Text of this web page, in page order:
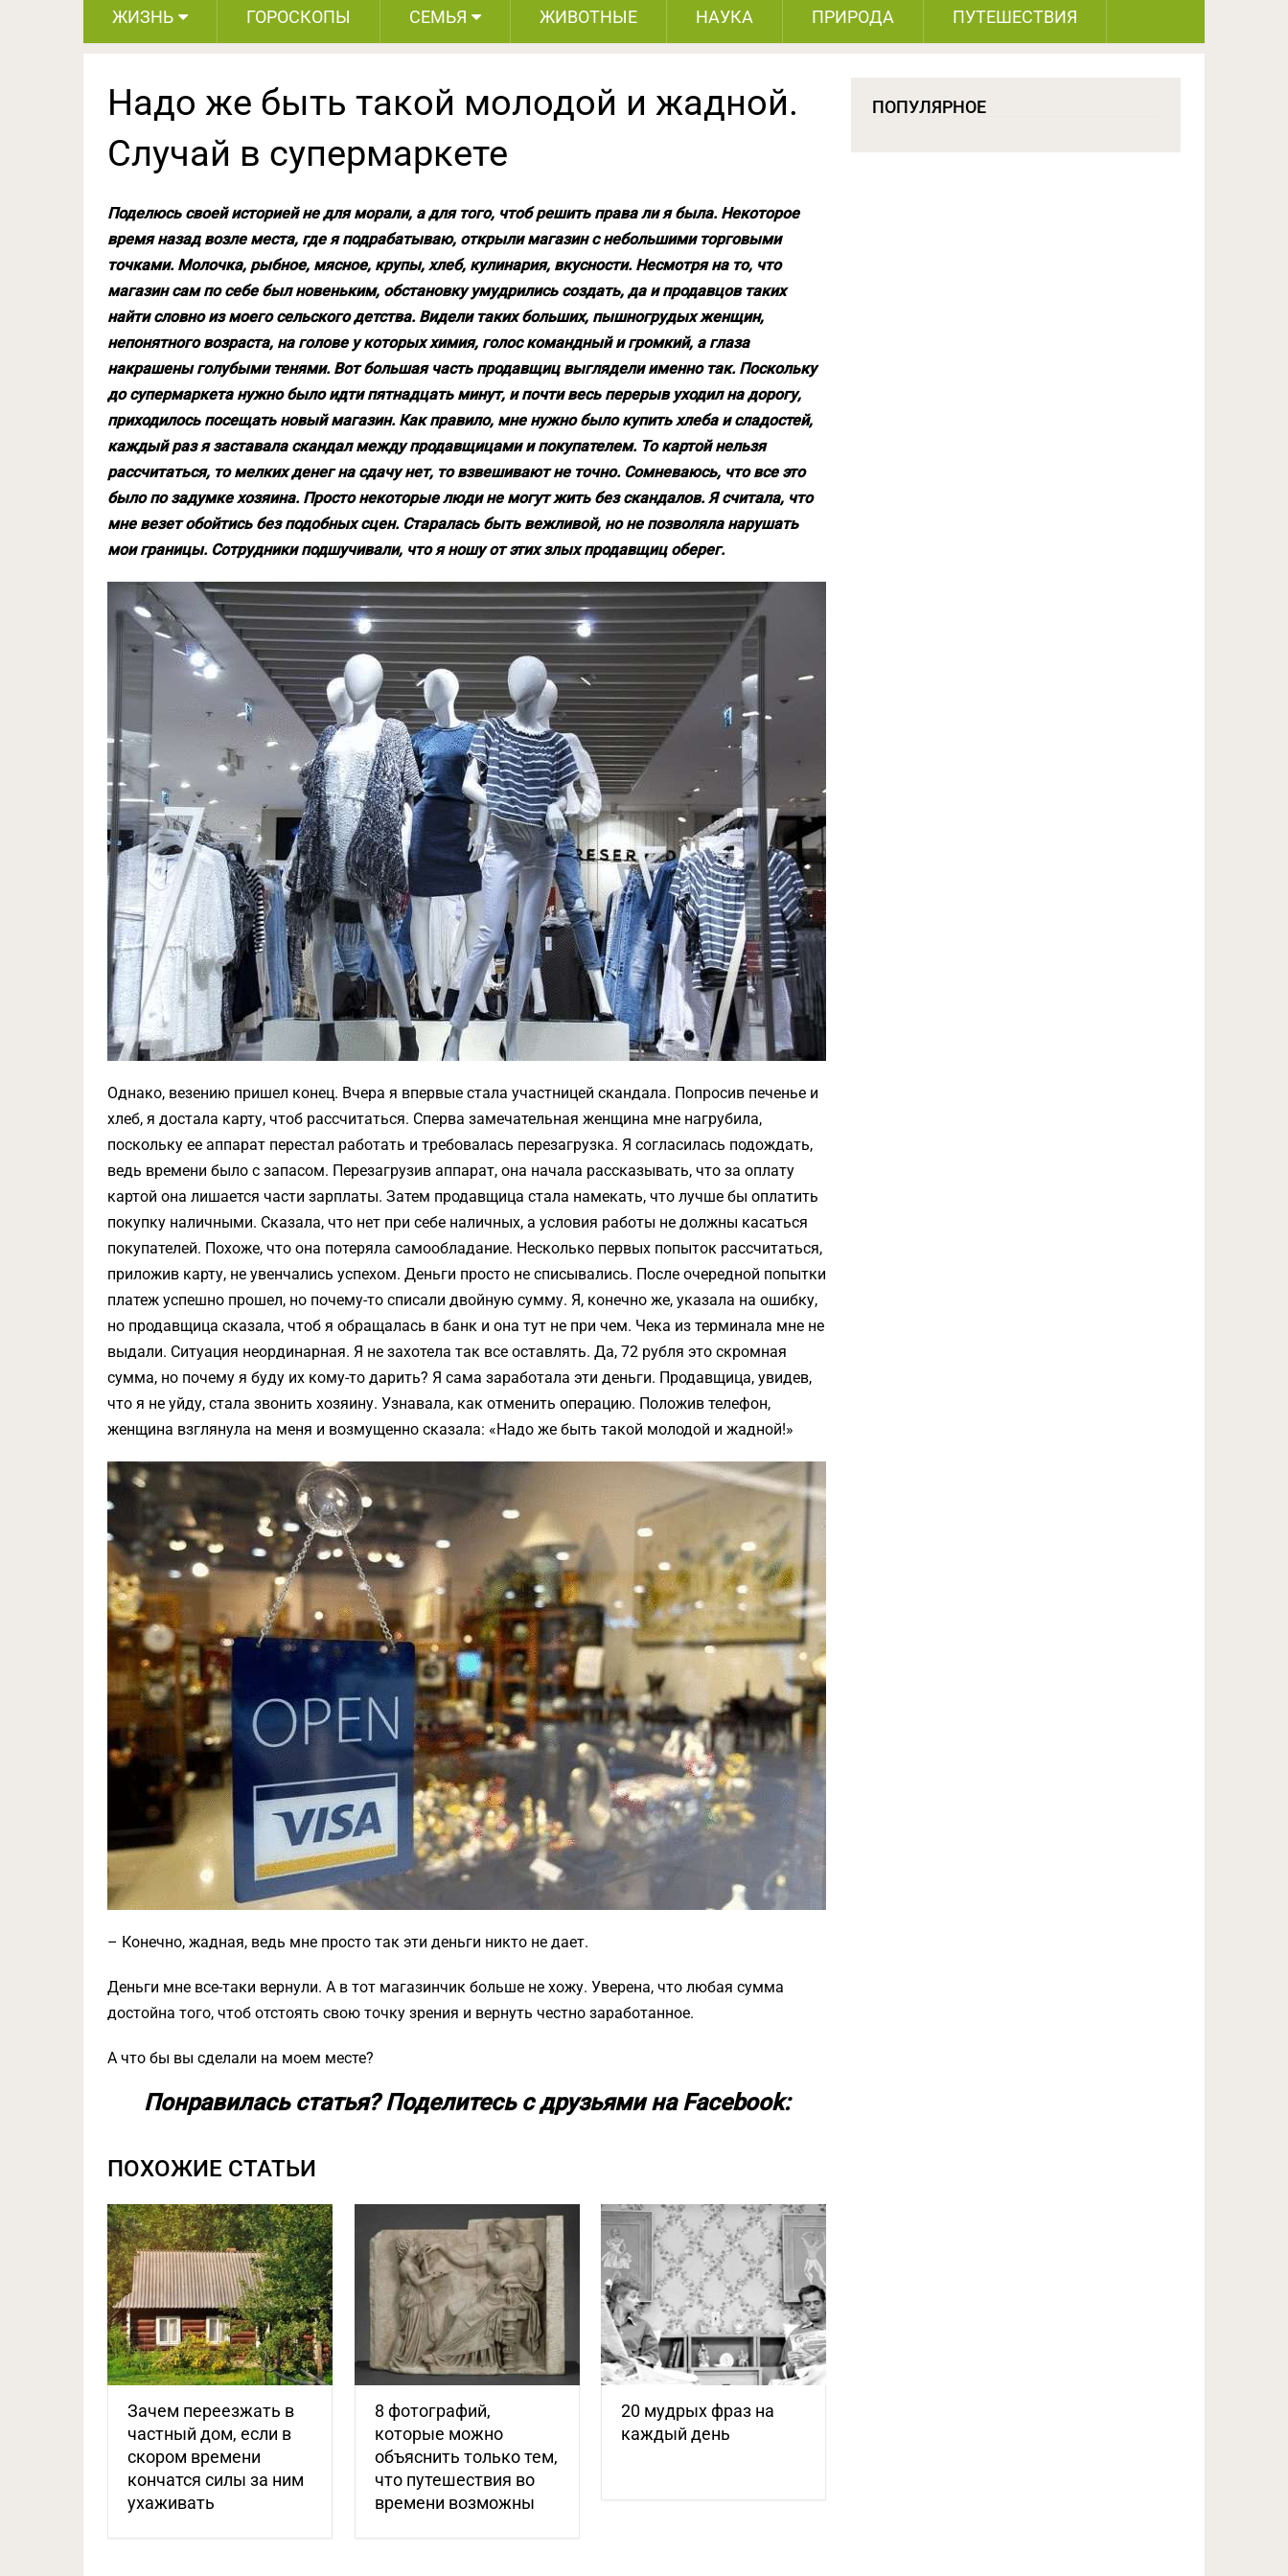
ЖИЗНЬ ГОРОСКОПЫ СЕМЬЯ ЖИВОТНЫЕ НАУКА ПРИРОДА ПУТЕШЕСТВИЯ
Надо же быть такой молодой и жадной.
Случай в супермаркете
Поделюсь своей историей не для морали, а для того, чтоб решить права ли я была. Некоторое
время назад возле места, где я подрабатываю, открыли магазин с небольшими торговыми
точками. Молочка, рыбное, мясное, крупы, хлеб, кулинария, вкусности. Несмотря на то, что
магазин сам по себе был новеньким, обстановку умудрились создать, да и продавцов таких
найти словно из моего сельского детства. Видели таких больших, пышногрудых женщин,
непонятного возраста, на голове у которых химия, голос командный и громкий, а глаза
накрашены голубыми тенями. Вот большая часть продавщиц выглядели именно так. Поскольку
до супермаркета нужно было идти пятнадцать минут, и почти весь перерыв уходил на дорогу,
приходилось посещать новый магазин. Как правило, мне нужно было купить хлеба и сладостей,
каждый раз я заставала скандал между продавщицами и покупателем. То картой нельзя
рассчитаться, то мелких денег на сдачу нет, то взвешивают не точно. Сомневаюсь, что все это
было по задумке хозяина. Просто некоторые люди не могут жить без скандалов. Я считала, что
мне везет обойтись без подобных сцен. Старалась быть вежливой, но не позволяла нарушать
мои границы. Сотрудники подшучивали, что я ношу от этих злых продавщиц оберег.
Однако, везению пришел конец. Вчера я впервые стала участницей скандала. Попросив печенье и
хлеб, я достала карту, чтоб рассчитаться. Сперва замечательная женщина мне нагрубила,
поскольку ее аппарат перестал работать и требовалась перезагрузка. Я согласилась подождать,
ведь времени было с запасом. Перезагрузив аппарат, она начала рассказывать, что за оплату
картой она лишается части зарплаты. Затем продавщица стала намекать, что лучше бы оплатить
покупку наличными. Сказала, что нет при себе наличных, а условия работы не должны касаться
покупателей. Похоже, что она потеряла самообладание. Несколько первых попыток рассчитаться,
приложив карту, не увенчались успехом. Деньги просто не списывались. После очередной попытки
платеж успешно прошел, но почему-то списали двойную сумму. Я, конечно же, указала на ошибку,
но продавщица сказала, чтоб я обращалась в банк и она тут не при чем. Чека из терминала мне не
выдали. Ситуация неординарная. Я не захотела так все оставлять. Да, 72 рубля это скромная
сумма, но почему я буду их кому-то дарить? Я сама заработала эти деньги. Продавщица, увидев,
что я не уйду, стала звонить хозяину. Узнавала, как отменить операцию. Положив телефон,
женщина взглянула на меня и возмущенно сказала: «Надо же быть такой молодой и жадной!»
– Конечно, жадная, ведь мне просто так эти деньги никто не дает.
Деньги мне все-таки вернули. А в тот магазинчик больше не хожу. Уверена, что любая сумма
достойна того, чтоб отстоять свою точку зрения и вернуть честно заработанное.
А что бы вы сделали на моем месте?
Понравилась статья? Поделитесь с друзьями на Facebook:
ПОХОЖИЕ СТАТЬИ
Зачем переезжать в
частный дом, если в
скором времени
кончатся силы за ним
ухаживать
8 фотографий,
которые можно
объяснить только тем,
что путешествия во
времени возможны
20 мудрых фраз на
каждый день
ПОПУЛЯРНОЕ